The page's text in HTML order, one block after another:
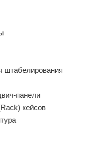
штабелирования
панели
кейсов